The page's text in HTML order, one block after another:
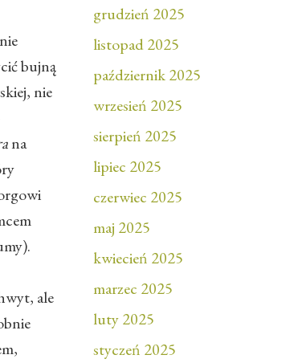
bujną
nie
na
ale
grudzień 2025
listopad 2025
październik 2025
wrzesień 2025
sierpień 2025
lipiec 2025
czerwiec 2025
maj 2025
kwiecień 2025
marzec 2025
luty 2025
styczeń 2025